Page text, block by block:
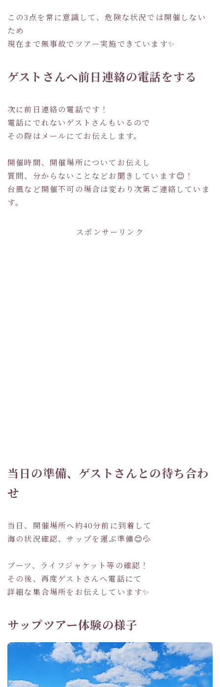
この3点を常に意識して、危険な状況では開催しない
ため
現在まで無事故でツアー実施できています✨
ゲストさんへ前日連絡の電話をする
次に前日連絡の電話です！
電話にでれないゲストさんもいるので
その際はメールにてお伝えします。
開催時間、開催場所についてお伝えし
質問、分からないことなどお聞きしています😊！
台風など開催不可の場合は変わり次第ご連絡していま
す。
スポンサーリンク
当日の準備、ゲストさんとの待ち合わ
せ
当日、開催場所へ約40分前に到着して
海の状況確認、サップを運ぶ準備😊💦
ブーツ、ライフジャケット等の確認！
その後、再度ゲストさんへ電話にて
詳細な集合場所をお伝えしています✨
サップツアー体験の様子